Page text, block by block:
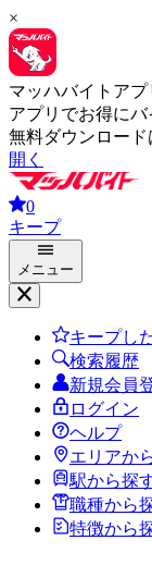
×
マッハバイトアプ
アプリでお得にバ
無料ダウンロード
開く
0
キープ
メニュー
キープし
検索履歴
新規会員
ログイン
ヘルプ
エリアか
駅から探
職種から
特徴から